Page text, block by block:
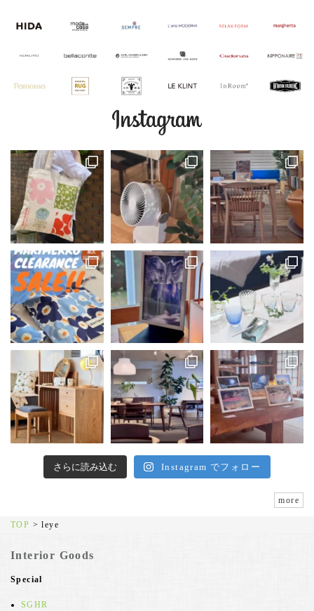
さらに読み込む Instagram でフォロー
more
TOP >leye
Interior Goods
Special
SGHR